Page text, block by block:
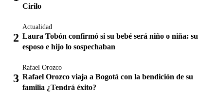
Cirilo
Actualidad
Laura Tobón confirmó si su bebé será niño o niña: su
esposo e hijo lo sospechaban
Rafael Orozco
Rafael Orozco viaja a Bogotá con la bendición de su
familia ¿Tendrá éxito?